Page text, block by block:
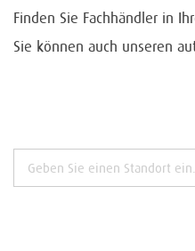
Finden Sie Fachhändler in
Sie können auch unseren